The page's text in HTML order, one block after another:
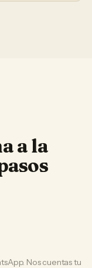
a la
Nos cuentas tu